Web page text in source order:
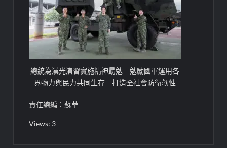
總統為漢光演習實施精神勗勉 勉勵國軍運用各
界物力與民力共同生存 打造全社會防衛韌性
責任總編：蘇華
Views: 3